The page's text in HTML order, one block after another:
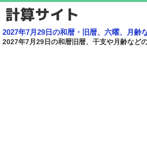
2027年7月29日の和暦・旧暦、六曜、月齢
2027年7月29日の和暦旧暦、干支や月齢などの